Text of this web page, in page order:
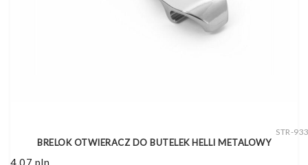
STR-
BRELOK OTWIERACZ DO BUTELEK HELLI METALOWY
4,07 pln